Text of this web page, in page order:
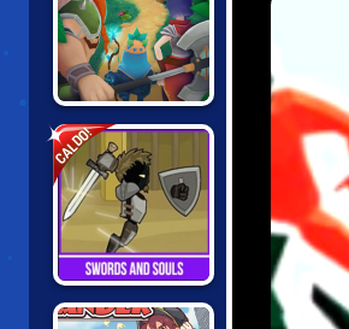
KNIGHTS OF
FORTUNE
CALDO!
SWORDS AND